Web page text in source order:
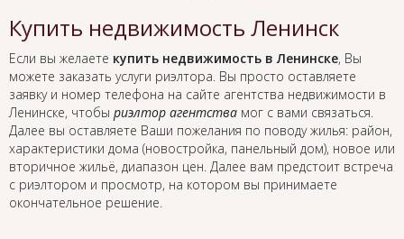
Купить недвижимость Ленинск
Если вы желаете купить недвижимость в Ленинске, Вы
можете заказать услуги риэлтора. Вы просто оставляете
заявку и номер телефона на сайте агентства недвижимости в
Ленинске, чтобы риэлтор агентства мог с вами связаться.
Далее вы оставляете Ваши пожелания по поводу жилья: район,
характеристики дома (новостройка, панельный дом), новое или
вторичное жильё, диапазон цен. Далее вам предстоит встреча
с риэлтором и просмотр, на котором вы принимаете
окончательное решение.